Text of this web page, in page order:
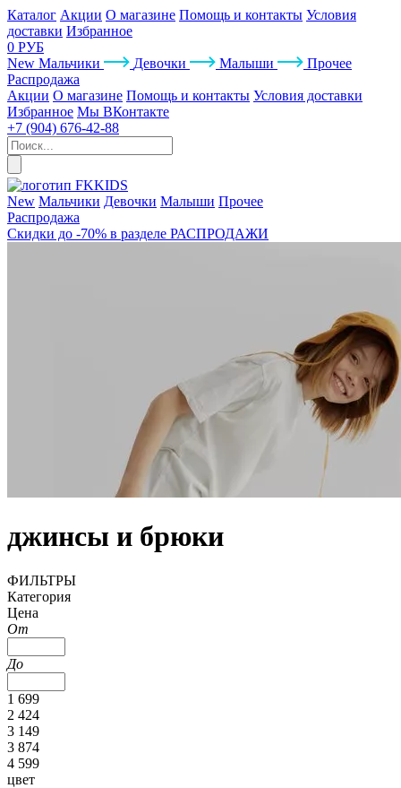
Каталог Акции О магазине Помощь и контакты Условия
доставки Избранное
0 РУБ
New Мальчики Девочки Малыши
Прочее
Распродажа
Акции О магазине Помощь и контакты Условия доставки
Избранное Мы ВКонтакте
+7 (904) 676-42-88
New Мальчики Девочки Малыши Прочее
Распродажа
Скидки до -70% в разделе РАСПРОДАЖИ
джинсы и брюки
ФИЛЬТРЫ
Категория
Цена
От
До
1 699
2 424
3 149
3 874
4 599
цвет